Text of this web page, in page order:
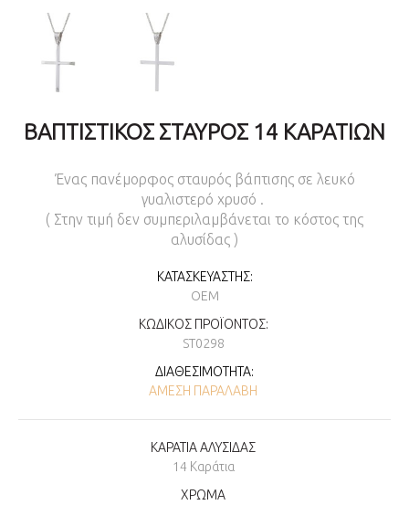
ΒΑΠΤΙΣΤΙΚΌΣ ΣΤΑΥΡΌΣ 14 ΚΑΡΑΤΊΩΝ
Ένας πανέμορφος σταυρός βάπτισης σε λευκό
γυαλιστερό χρυσό .
( Στην τιμή δεν συμπεριλαμβάνεται το κόστος της
αλυσίδας )
ΚΑΤΑΣΚΕΥΑΣΤΉΣ:
OEM
ΚΩΔΙΚΌΣ ΠΡΟΪΌΝΤΟΣ:
ST0298
ΔΙΑΘΕΣΙΜΌΤΗΤΑ:
ΆΜΕΣΗ ΠΑΡΑΛΑΒΉ
ΚΑΡΑΤΙΑ ΑΛΥΣΙΔΑΣ
14 Καράτια
ΧΡΩΜΑ